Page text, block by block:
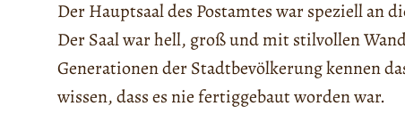
Der Hauptsaal des Postamtes war speziell an
Der Saal war hell, groß und mit stilvollen
Generationen der Stadtbevölkerung kennen
wissen, dass es nie fertiggebaut worden war.